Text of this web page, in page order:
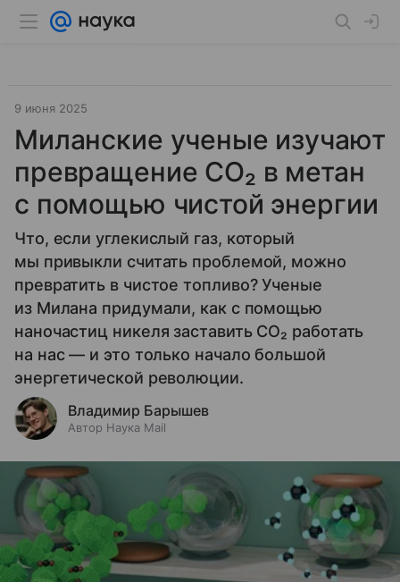
9 июня 2025
Миланские ученые изучают
превращение CO₂ в метан
с помощью чистой энергии
Что, если углекислый газ, который
мы привыкли считать проблемой, можно
превратить в чистое топливо? Ученые
из Милана придумали, как с помощью
наночастиц никеля заставить CO₂ работать
на нас — и это только начало большой
энергетической революции.
Владимир Барышев
Автор Наука Mail